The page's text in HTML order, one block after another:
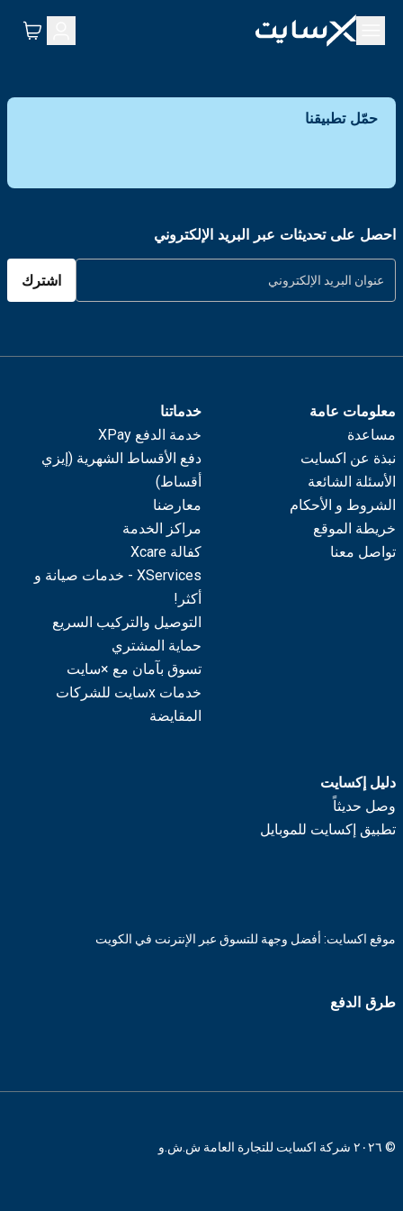
حمّل تطبيقنا
احصل على تحديثات عبر البريد الإلكتروني
اشترك
معلومات عامة
مساعدة
نبذة عن اكسايت
الأسئلة الشائعة
الشروط و الأحكام
خريطة الموقع
تواصل معنا
خدماتنا
خدمة الدفع XPay
دفع الأقساط الشهرية (إيزي
أقساط)
معارضنا
مراكز الخدمة
كفالة Xcare
XServices - خدمات صيانة و
أكثر!
التوصيل والتركيب السريع
حماية المشتري
تسوق بآمان مع ×سايت
خدمات xسايت للشركات
المقايضة
دليل إكسايت
وصل حديثاً
تطبيق إكسايت للموبايل
موقع اكسايت: أفضل وجهة للتسوق عبر الإنترنت في الكويت
طرق الدفع
© ٢٠٢٦ شركة اكسايت للتجارة العامة ش.ش.و